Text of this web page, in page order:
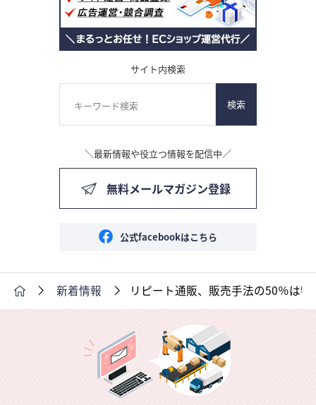
サイト内検索
検索
＼最新情報や役立つ情報を配信中／
無料メールマガジン登録
公式facebookはこちら
新着情報 リピート通販、販売手法の50％は